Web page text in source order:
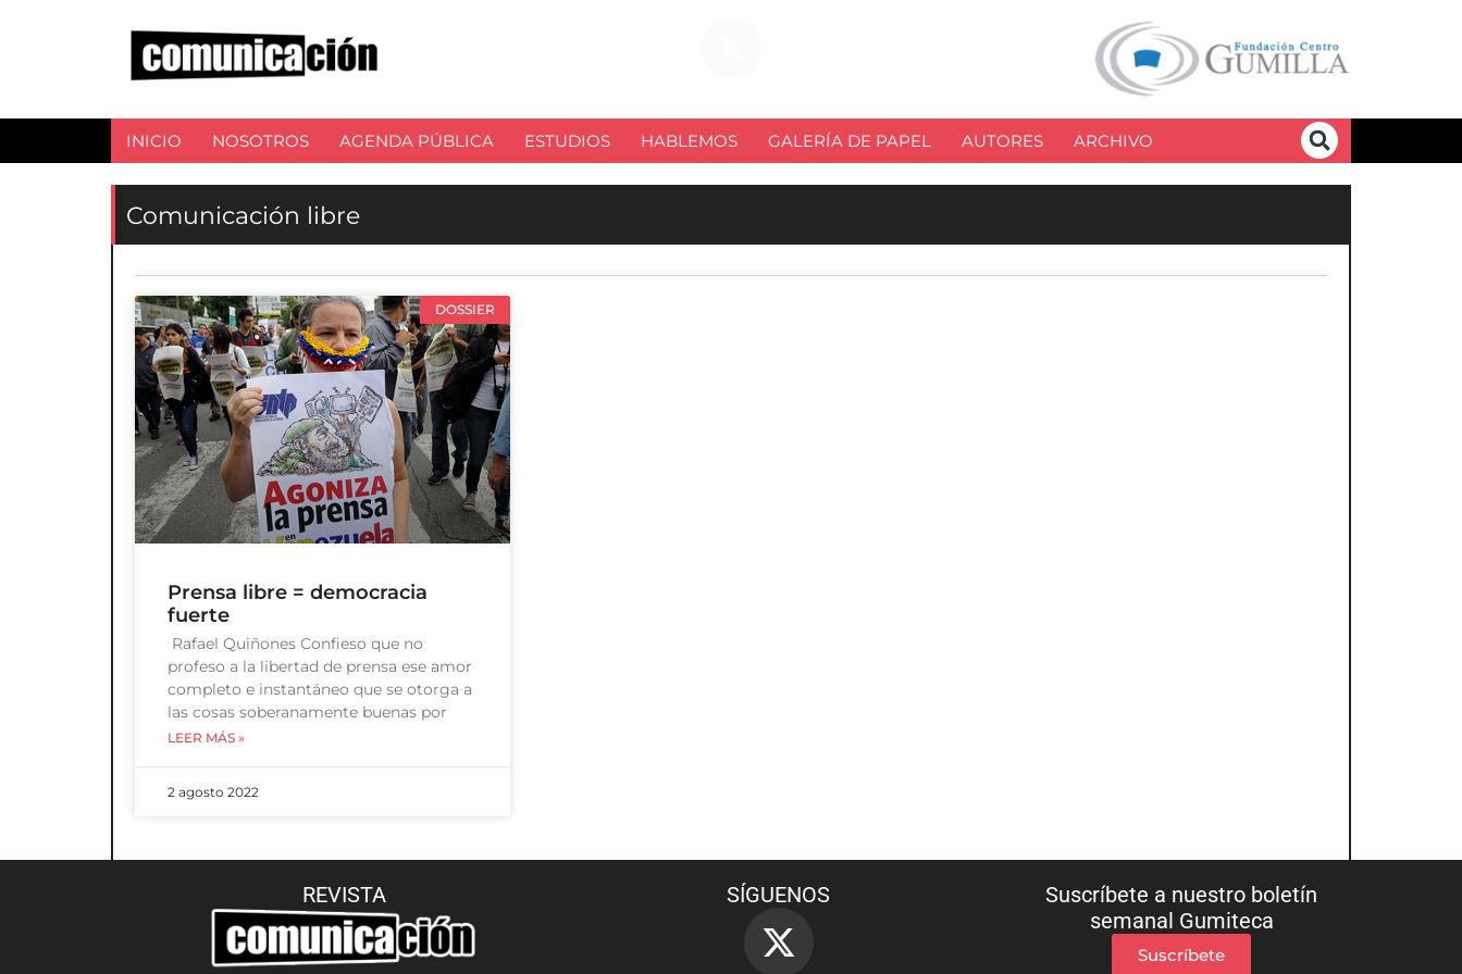
INICIO NOSOTROS AGENDA PÚBLICA ESTUDIOS HABLEMOS GALERÍA DE PAPEL AUTORES ARCHIVO
Comunicación libre
DOSSIER
Prensa libre = democracia
fuerte
Rafael Quiñones Confieso que no
profeso a la libertad de prensa ese amor
completo e instantáneo que se otorga a
las cosas soberanamente buenas por
LEER MÁS »
2 agosto 2022
REVISTA SÍGUENOS
Suscríbete a nuestro boletín
semanal Gumiteca
Suscríbete